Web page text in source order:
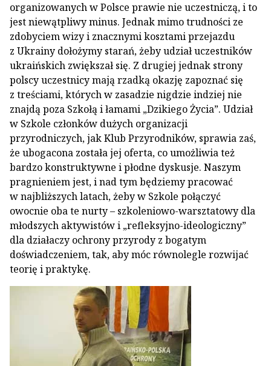
organizowanych w Polsce prawie nie uczestniczą, i to
jest niewątpliwy minus. Jednak mimo trudności ze
zdobyciem wizy i znacznymi kosztami przejazdu
z Ukrainy dołożymy starań, żeby udział uczestników
ukraińskich zwiększał się. Z drugiej jednak strony
polscy uczestnicy mają rzadką okazję zapoznać się
z treściami, których w zasadzie nigdzie indziej nie
znajdą poza Szkołą i łamami „Dzikiego Życia”. Udział
w Szkole członków dużych organizacji
przyrodniczych, jak Klub Przyrodników, sprawia zaś,
że ubogacona została jej oferta, co umożliwia też
bardzo konstruktywne i płodne dyskusje. Naszym
pragnieniem jest, i nad tym będziemy pracować
w najbliższych latach, żeby w Szkole połączyć
owocnie oba te nurty – szkoleniowo-warsztatowy dla
młodszych aktywistów i „refleksyjno-ideologiczny”
dla działaczy ochrony przyrody z bogatym
doświadczeniem, tak, aby móc równolegle rozwijać
teorię i praktykę.